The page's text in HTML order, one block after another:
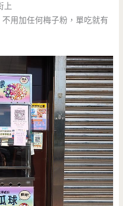
上
用加任何梅子粉，單吃就有